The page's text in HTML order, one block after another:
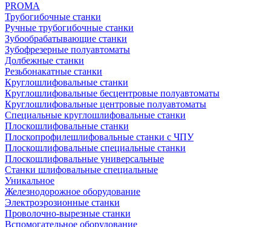
PROMA
Трубогибочные станки
Ручные трубогибочные станки
Зубообрабатывающие станки
Зубофрезерные полуавтоматы
Долбежные станки
Резьбонакатные станки
Круглошлифовальные станки
Круглошлифовальные бесцентровые полуавтоматы
Круглошлифовальные центровые полуавтоматы
Специальные круглошлифовальные станки
Плоскошлифовальные станки
Плоскопрофилешлифовальные станки с ЧПУ
Плоскошлифовальные специальные станки
Плоскошлифовальные универсальные
Станки шлифовальные специальные
Уникальное
Железнодорожное оборудование
Электроэрозионные станки
Проволочно-вырезные станки
Вспомогательное оборудование